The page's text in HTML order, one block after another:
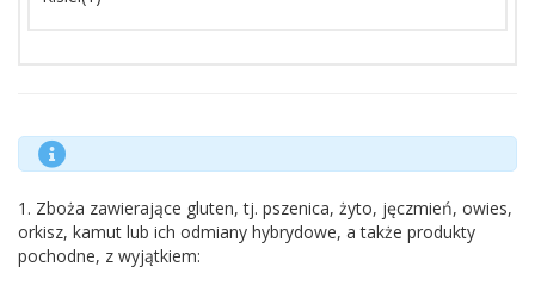
1. Zboża zawierające gluten, tj. pszenica, żyto, jęczmień, owies,
orkisz, kamut lub ich odmiany hybrydowe, a także produkty
pochodne, z wyjątkiem: